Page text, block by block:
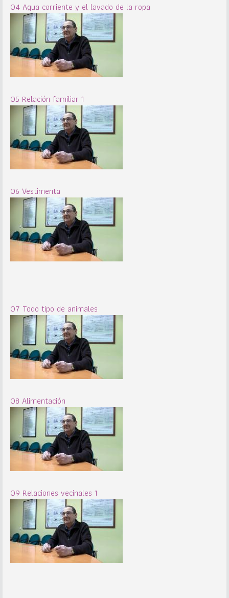
04 Agua corriente y el lavado de la ropa
05 Relación familiar 1
06 Vestimenta
07 Todo tipo de animales
08 Alimentación
09 Relaciones vecinales 1